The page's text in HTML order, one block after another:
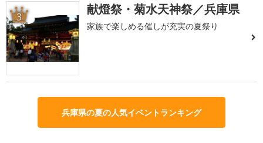
3 献燈祭・菊水天神祭／兵庫県
家族で楽しめる催しが充実の夏祭り
兵庫県の夏の人気イベントランキング